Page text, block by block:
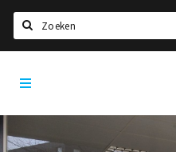
Home
Agenda
Deals